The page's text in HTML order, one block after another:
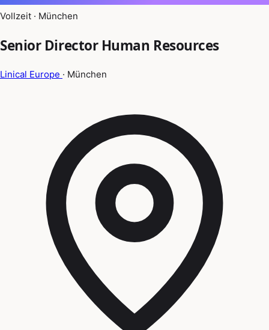
Vollzeit · München
Senior Director Human Resources
Linical Europe · München